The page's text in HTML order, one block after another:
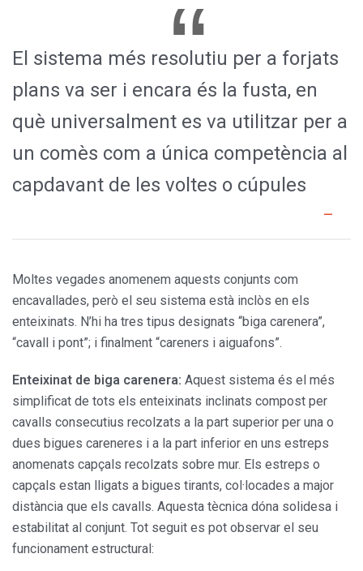
El sistema més resolutiu per a forjats
plans va ser i encara és la fusta, en
què universalment es va utilitzar per a
un comès com a única competència al
capdavant de les voltes o cúpules
Moltes vegades anomenem aquests conjunts com
encavallades, però el seu sistema està inclòs en els
enteixinats. N’hi ha tres tipus designats “biga carenera”,
“cavall i pont”; i finalment “careners i aiguafons”.
Enteixinat de biga carenera: Aquest sistema és el més
simplificat de tots els enteixinats inclinats compost per
cavalls consecutius recolzats a la part superior per una o
dues bigues careneres i a la part inferior en uns estreps
anomenats capçals recolzats sobre mur. Els estreps o
capçals estan lligats a bigues tirants, col·locades a major
distància que els cavalls. Aquesta tècnica dóna solidesa i
estabilitat al conjunt. Tot seguit es pot observar el seu
funcionament estructural: